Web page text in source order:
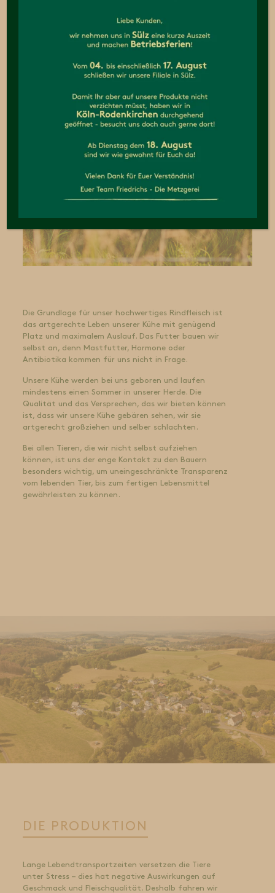
Die Grundlage für unser hochwertiges Rindfleisch ist
das artgerechte Leben unserer Kühe mit genügend
Platz und maximalem Auslauf. Das Futter bauen wir
selbst an, denn Mastfutter, Hormone oder
Antibiotika kommen für uns nicht in Frage.
Unsere Kühe werden bei uns geboren und laufen
mindestens einen Sommer in unserer Herde. Die
Qualität und das Versprechen, das wir bieten können
ist, dass wir unsere Kühe gebären sehen, wir sie
artgerecht großziehen und selber schlachten.
Bei allen Tieren, die wir nicht selbst aufziehen
können, ist uns der enge Kontakt zu den Bauern
besonders wichtig, um uneingeschränkte Transparenz
vom lebenden Tier, bis zum fertigen Lebensmittel
gewährleisten zu können.
DIE PRODUKTION
Lange Lebendtransportzeiten versetzen die Tiere
unter Stress – dies hat negative Auswirkungen auf
Geschmack und Fleischqualität. Deshalb fahren wir